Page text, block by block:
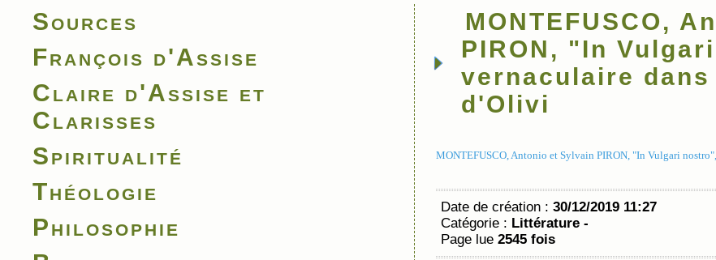
Sources
François d'Assise
Claire d'Assise et
Clarisses
Spiritualité
Théologie
Philosophie
MONTEFUSCO,
PIRON, "In
vernaculaire
d'Olivi
MONTEFUSCO, Antonio et Sylvain PIRON, "In Vulgari
Date de création : 30/12/2019 11:27
Catégorie : Littérature -
Page lue 2545 fois